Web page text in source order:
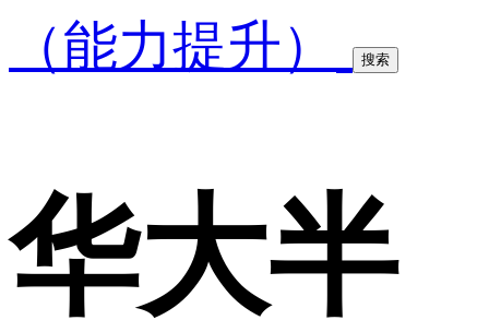
（能力提升）
搜索
华大半